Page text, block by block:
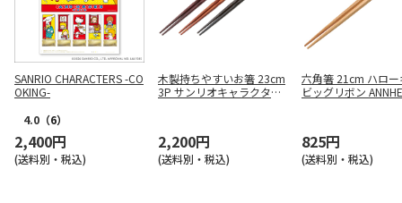
SANRIO CHARACTERS -CO
OKING-
4.0 （6）
2,400円
(送料別・税込)
木製持ちやすいお箸 23cm
3P サンリオキャラクター
2,200円
(送料別・税込)
六角箸 21cm ハロ
ビッグリボン
825円
(送料別・税込)